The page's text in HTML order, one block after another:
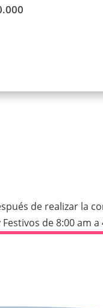
de realizar la
de 8:00 am a